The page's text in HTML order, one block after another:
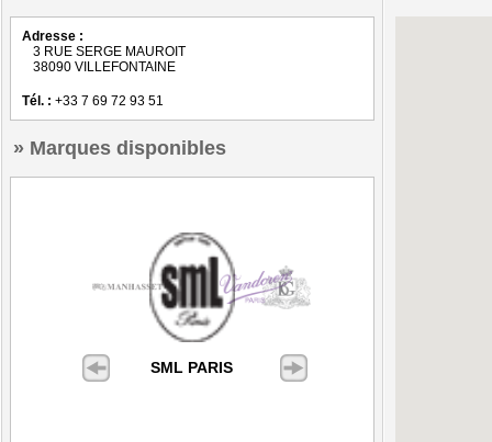
Adresse :
3 RUE SERGE MAUROIT
38090 VILLEFONTAINE
Tél. : +33 7 69 72 93 51
Marques disponibles
SML PARIS